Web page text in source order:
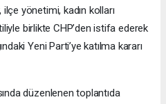
yönetimi, kadın kolları
birlikte CHP’den istifa ederek
Yeni Parti’ye katılma kararı
düzenlenen toplantıda